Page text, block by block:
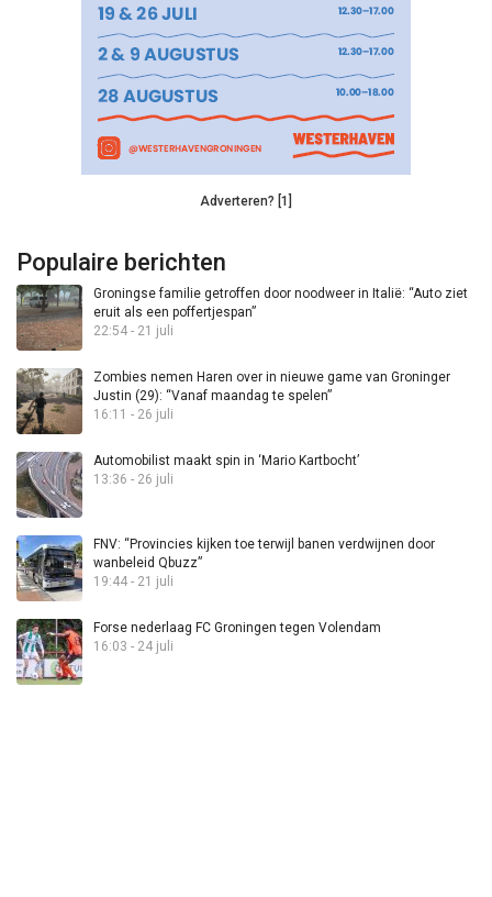
Adverteren? [1]
Populaire berichten
Groningse familie getroffen door noodweer in Italië: “Auto ziet
eruit als een poffertjespan”
22:54 - 21 juli
Zombies nemen Haren over in nieuwe game van Groninger
Justin (29): “Vanaf maandag te spelen”
16:11 - 26 juli
Automobilist maakt spin in ‘Mario Kartbocht’
13:36 - 26 juli
FNV: “Provincies kijken toe terwijl banen verdwijnen door
wanbeleid Qbuzz”
19:44 - 21 juli
Forse nederlaag FC Groningen tegen Volendam
16:03 - 24 juli